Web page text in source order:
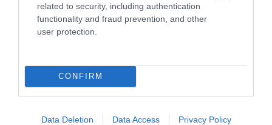
related to security, including authentication
functionality and fraud prevention, and other
user protection.
CONFIRM
Data Deletion Data Access Privacy Policy
5 Agosto 2026